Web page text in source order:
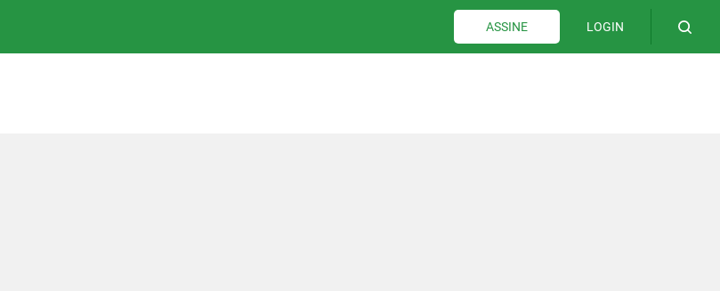
ASSINE LOGIN